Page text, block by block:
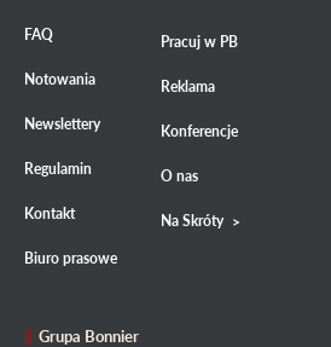
FAQ
Notowania
Newslettery
Regulamin
Kontakt
Biuro prasowe
Pracuj w PB
Reklama
Konferencje
O nas
Na Skróty
Grupa Bonnier